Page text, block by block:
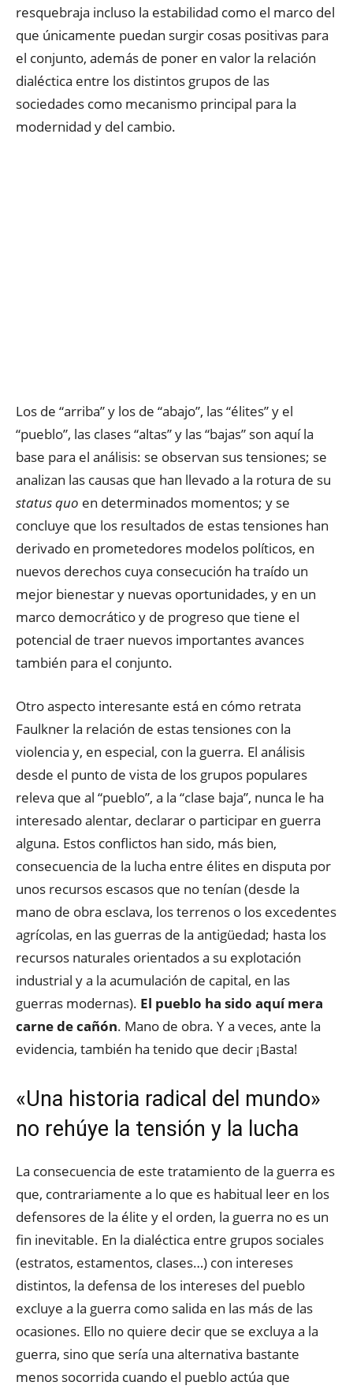
resquebraja incluso la estabilidad como el marco del
que únicamente puedan surgir cosas positivas para
el conjunto, además de poner en valor la relación
dialéctica entre los distintos grupos de las
sociedades como mecanismo principal para la
modernidad y del cambio.
Los de “arriba” y los de “abajo”, las “élites” y el
“pueblo”, las clases “altas” y las “bajas” son aquí la
base para el análisis: se observan sus tensiones; se
analizan las causas que han llevado a la rotura de su
status quo en determinados momentos; y se
concluye que los resultados de estas tensiones han
derivado en prometedores modelos políticos, en
nuevos derechos cuya consecución ha traído un
mejor bienestar y nuevas oportunidades, y en un
marco democrático y de progreso que tiene el
potencial de traer nuevos importantes avances
también para el conjunto.
Otro aspecto interesante está en cómo retrata
Faulkner la relación de estas tensiones con la
violencia y, en especial, con la guerra. El análisis
desde el punto de vista de los grupos populares
releva que al “pueblo”, a la “clase baja”, nunca le ha
interesado alentar, declarar o participar en guerra
alguna. Estos conflictos han sido, más bien,
consecuencia de la lucha entre élites en disputa por
unos recursos escasos que no tenían (desde la
mano de obra esclava, los terrenos o los excedentes
agrícolas, en las guerras de la antigüedad; hasta los
recursos naturales orientados a su explotación
industrial y a la acumulación de capital, en las
guerras modernas). El pueblo ha sido aquí mera
carne de cañón. Mano de obra. Y a veces, ante la
evidencia, también ha tenido que decir ¡Basta!
«Una historia radical del mundo»
no rehúye la tensión y la lucha
La consecuencia de este tratamiento de la guerra es
que, contrariamente a lo que es habitual leer en los
defensores de la élite y el orden, la guerra no es un
fin inevitable. En la dialéctica entre grupos sociales
(estratos, estamentos, clases…) con intereses
distintos, la defensa de los intereses del pueblo
excluye a la guerra como salida en las más de las
ocasiones. Ello no quiere decir que se excluya a la
guerra, sino que sería una alternativa bastante
menos socorrida cuando el pueblo actúa que